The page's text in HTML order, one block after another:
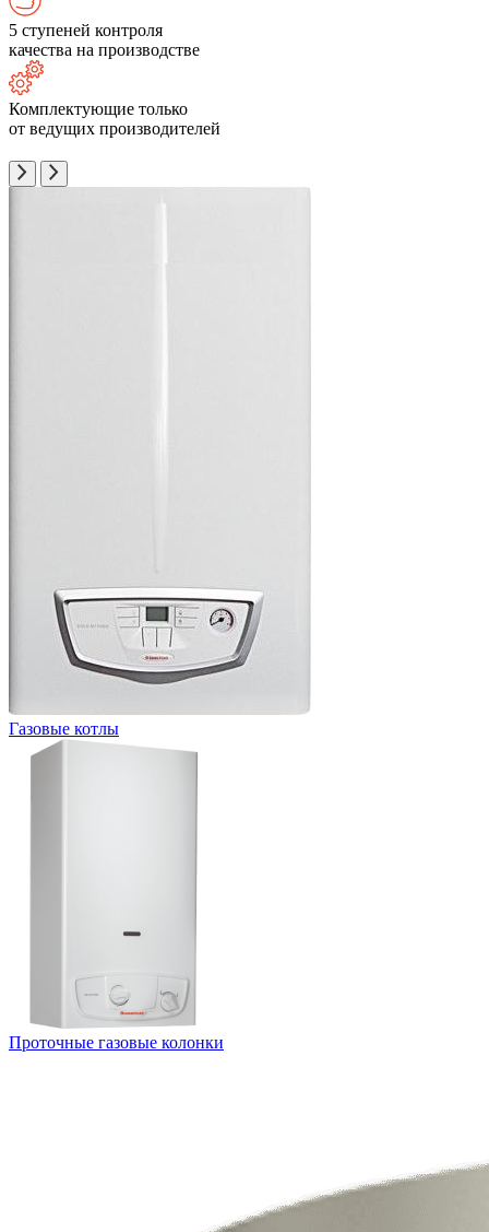
5 ступеней контроля
качества на производстве
Комплектующие только
от ведущих производителей
Газовые котлы
Проточные газовые колонки